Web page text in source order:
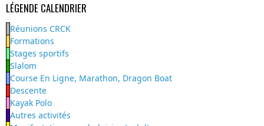
LÉGENDE CALENDRIER
Réunions CRCK
Formations
Stages sportifs
Slalom
Course En Ligne, Marathon, Dragon Boat
Descente
Kayak Polo
Autres activités